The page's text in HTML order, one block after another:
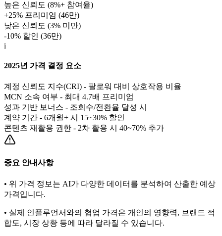
높은 신뢰도 (8%+ 참여율)
+25% 프리미엄 (46만)
낮은 신뢰도 (3% 미만)
-10% 할인 (36만)
i
2025년 가격 결정 요소
계정 신뢰도 지수(CRI) - 팔로워 대비 상호작용 비율
MCN 소속 여부 - 최대 4.7배 프리미엄
성과 기반 보너스 - 조회수/전환율 달성 시
계약 기간 - 6개월+ 시 15~30% 할인
콘텐츠 재활용 권한 - 2차 활용 시 40~70% 추가
중요 안내사항
• 위 가격 정보는 AI가 다양한 데이터를 분석하여 산출한 예상
가격입니다.
• 실제 인플루언서와의 협업 가격은 개인의 영향력, 브랜드 적
합도, 시장 상황 등에 따라 달라질 수 있습니다.